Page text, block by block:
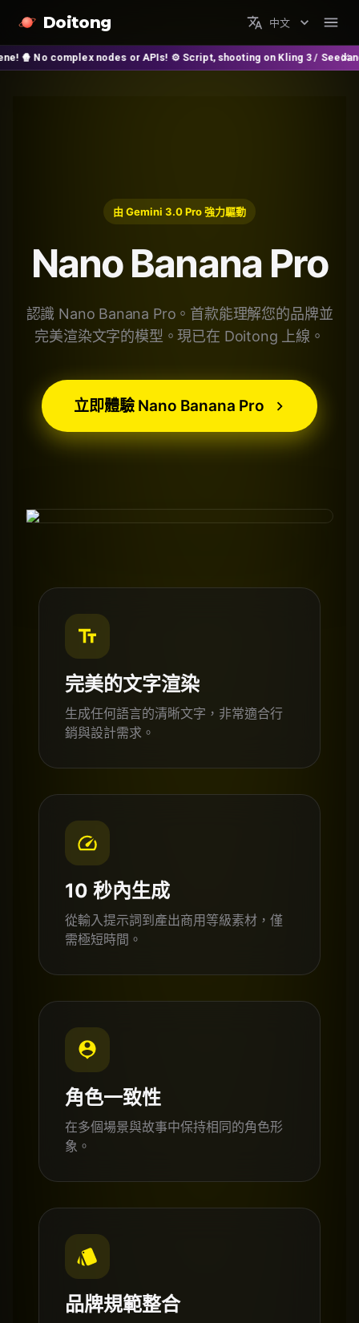
Doitong 中文
nodes or APIs! ⚙️ Script, shooting on Kling 3 / Seedance 2
由 Gemini 3.0 Pro 強力驅動
Nano Banana Pro
認識 Nano Banana Pro。首款能理解您的品牌並
完美渲染文字的模型。現已在 Doitong 上線。
立即體驗 Nano Banana Pro
完美的文字渲染
生成任何語言的清晰文字，非常適合行
銷與設計需求。
10 秒內生成
從輸入提示詞到產出商用等級素材，僅
需極短時間。
角色一致性
在多個場景與故事中保持相同的角色形
象。
品牌規範整合